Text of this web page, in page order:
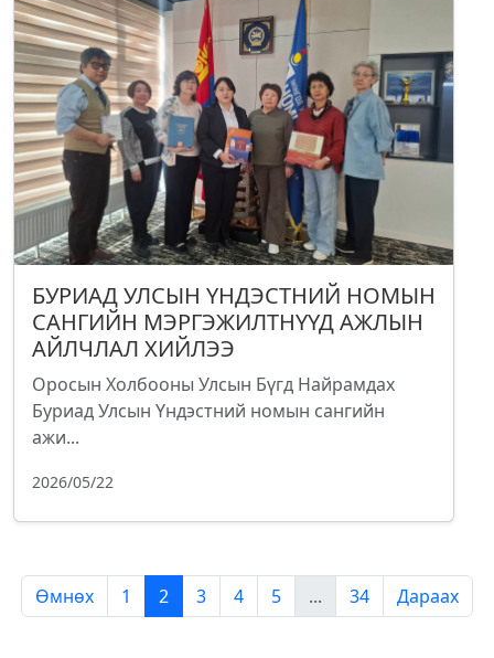
БУРИАД УЛСЫН ҮНДЭСТНИЙ НОМЫН
САНГИЙН МЭРГЭЖИЛТНҮҮД АЖЛЫН
АЙЛЧЛАЛ ХИЙЛЭЭ
Оросын Холбооны Улсын Бүгд Найрамдах
Буриад Улсын Үндэстний номын сангийн
ажи...
2026/05/22
Өмнөх 1 2 3 4 5 ... 34 Дараах